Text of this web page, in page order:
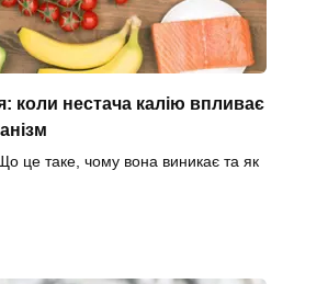
коли нестача калію впливає
Що це таке, чому вона виникає та як